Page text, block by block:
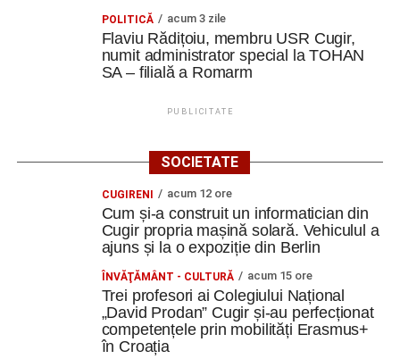
POLITICĂ acum 3 zile
Flaviu Rădițoiu, membru USR Cugir,
numit administrator special la TOHAN
SA – filială a Romarm
PUBLICITATE
SOCIETATE
CUGIRENI acum 12 ore
Cum și-a construit un informatician din
Cugir propria mașină solară. Vehiculul a
ajuns și la o expoziție din Berlin
ÎNVĂŢĂMÂNT - CULTURĂ acum 15 ore
Trei profesori ai Colegiului Național
„David Prodan” Cugir și-au perfecționat
competențele prin mobilități Erasmus+
în Croația